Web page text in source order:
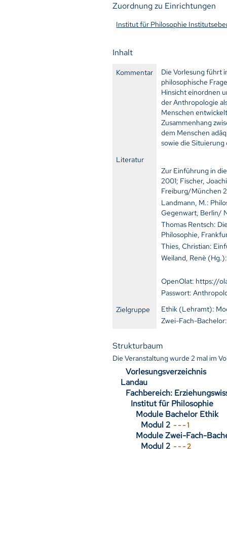
Zuordnung zu Einrichtungen
Institut für Philosophie
Inhalt
Kommentar
Die Vorlesung führt
philosophische
Hinsicht einordnen
der Anthropologie
Menschen
Zusammenhang
dem Menschen
sowie die Situierung
Literatur
Zur Einführung in
2001; Fischer,
Freiburg/
Landmann, M.:
Gegenwart, Berlin/
Thomas Rentsch:
Philosophie,
Thies, Christian:
Weiland, Renè
OpenOlat: https://
Passwort:
Zielgruppe
Ethik (Lehramt):
Zwei-Fach-
Strukturbaum
Die Veranstaltung wurde2 mal im
Vorlesungsverzeichnis
Landau
Fachbereich:
Institut für Philosophie
Module Bachelor Ethik
Modul 2 - - - 1
Module Zwei-Fach-
Modul 2 - - - 2